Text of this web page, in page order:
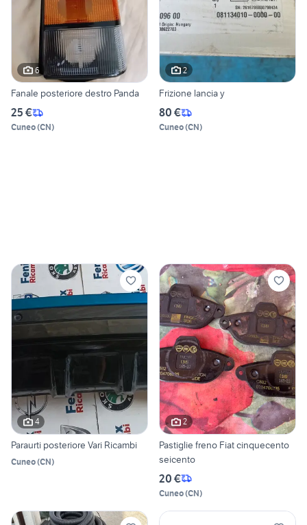
6
Fanale posteriore destro Panda
25 €
Cuneo(CN)
2
Frizione lancia y
80 €
Cuneo(CN)
4
Paraurti posteriore Vari Ricambi
Cuneo(CN)
2
Pastiglie freno Fiat cinquecento
seicento
20 €
Cuneo(CN)